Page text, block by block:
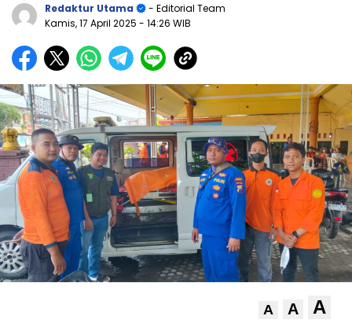
Redaktur Utama
- Editorial Team
Kamis, 17 April 2025 - 14:26 WIB
A A A